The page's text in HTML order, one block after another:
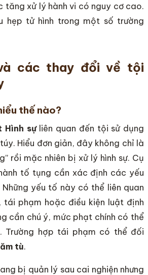
tăng xử lý hành vi có nguy cơ cao.
hẹp tử hình trong một số trường
các thay đổi về tội
thế nào?
Hình sựliên quan đến tội sử dụng
Hiểu đơn giản, đây không chỉ là
rồi mặc nhiên bị xử lý hình sự. Cụ
tố tụng cần xác định các yếu
yếu tố này có thể liên quan
tái phạm hoặc điều kiện luật định
cần chú ý, mức phạt chính có thể
. Trường hợp tái phạm có thể đối
tù.
bị quản lý sau cai nghiện nhưng